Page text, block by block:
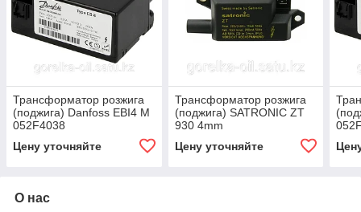
Трансформатор розжига
(поджига) Danfoss EBI4 M
052F4038
Цену уточняйте
Трансформатор розжига
(поджига) SATRONIC ZT
930 4mm
Цену уточняйте
О нас